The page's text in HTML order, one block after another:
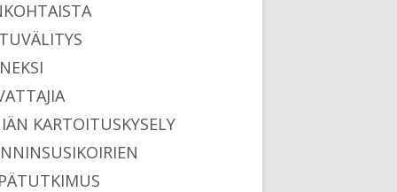
KARTOITUSKYSELY